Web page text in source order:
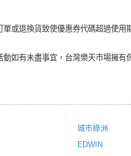
或退換貨致使優惠券代碼超過使用
如有未盡事宜，台灣樂天市場擁有
城市綠洲
EDWIN